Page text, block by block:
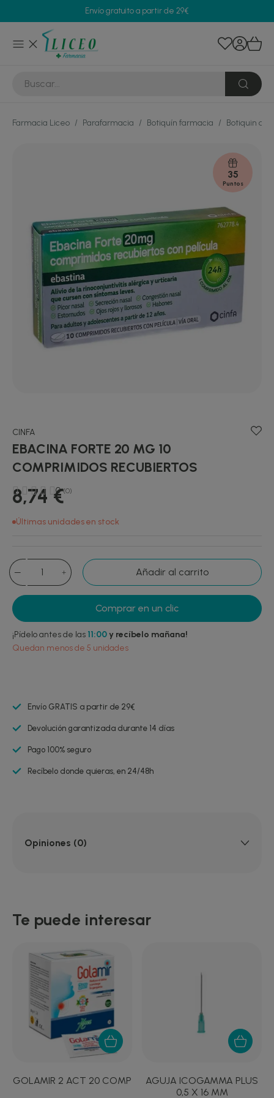
Envío gratuito a partir de 29€
Farmacia Liceo / Parafarmacia / Botiquín farmacia / Botiquin de
35
Puntos
CINFA
EBACINA FORTE 20 MG 10
COMPRIMIDOS RECUBIERTOS
8,74 €
0 (0)
Últimas unidades en stock
Añadir al carrito
Comprar en un clic
¡Pídelo antes de las 11:00y recíbelo mañana!
Quedan menos de 5 unidades
Envío GRATIS a partir de 29€
Devolución garantizada durante 14 días
Pago 100% seguro
Recíbelo donde quieras, en 24/48h
Opiniones (0)
Te puede interesar
GOLAMIR 2 ACT 20 COMP
AGUJA ICOGAMMA PLUS
0,5 X 16 MM